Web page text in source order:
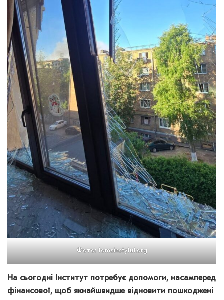
Фото: tomainstytut.org
На сьогодні Інститут потребує допомоги, насамперед
фінансової, щоб якнайшвидше відновити пошкоджені